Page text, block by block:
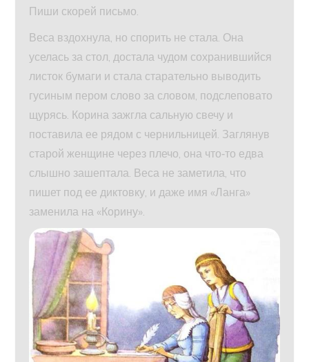
Пиши скорей письмо.
Веса вздохнула, но спорить не стала. Она
уселась за стол, достала чудом сохранившийся
листок бумаги и стала старательно выводить
гусиным пером слово за словом, подслеповато
щурясь. Корина зажгла сальную свечу и
поставила ее рядом с чернильницей. Заглянув
старой женщине через плечо, она что‑то едва
слышно зашептала. Веса не заметила, что
пишет под ее диктовку, и даже имя «Ланга»
заменила на «Корину».